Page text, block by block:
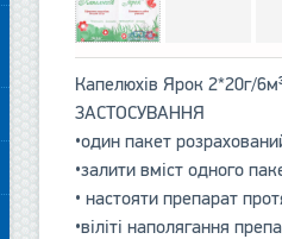
Капелюхів Ярок 2*20г/
ЗАСТОСУВАННЯ
•один пакет
•залити вміст одного
• настояти препарат
•віліті наполягання